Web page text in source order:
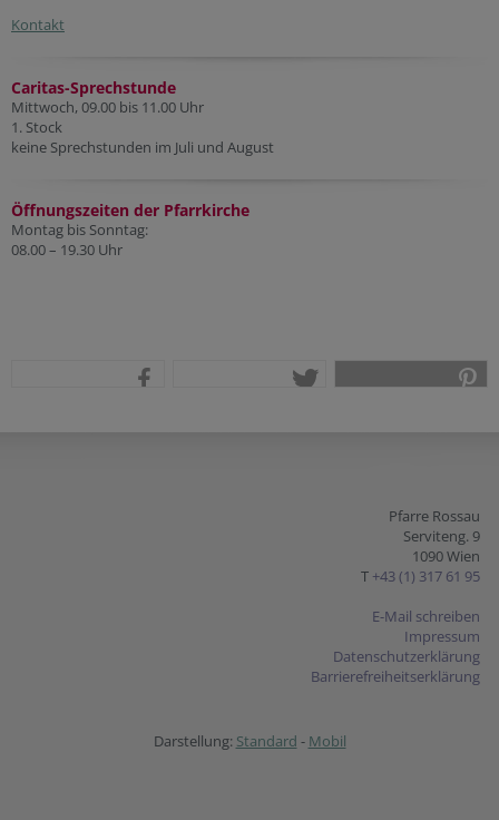
Kontakt
Caritas-Sprechstunde
Mittwoch, 09.00 bis 11.00 Uhr
1. Stock
keine Sprechstunden im Juli und August
Öffnungszeiten der Pfarrkirche
Montag bis Sonntag:
08.00 – 19.30 Uhr
Pfarre Rossau
Serviteng. 9
1090 Wien
T +43 (1) 317 61 95
E-Mail schreiben
Impressum
Datenschutzerklärung
Barrierefreiheitserklärung
Darstellung: Standard - Mobil